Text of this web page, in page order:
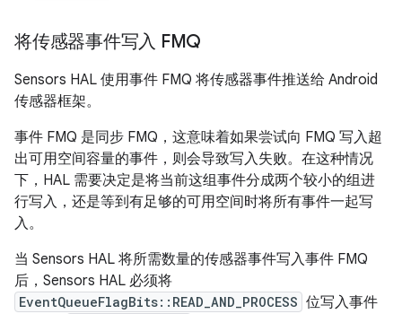
将传感器事件写入 FMQ
Sensors HAL 使用事件 FMQ 将传感器事件推送给 Android
传感器框架。
事件 FMQ 是同步 FMQ，这意味着如果尝试向 FMQ 写入超
出可用空间容量的事件，则会导致写入失败。在这种情况
下，HAL 需要决定是将当前这组事件分成两个较小的组进
行写入，还是等到有足够的可用空间时将所有事件一起写
入。
当 Sensors HAL 将所需数量的传感器事件写入事件 FMQ
后，Sensors HAL 必须将
EventQueueFlagBits::READ_AND_PROCESS 位写入事件